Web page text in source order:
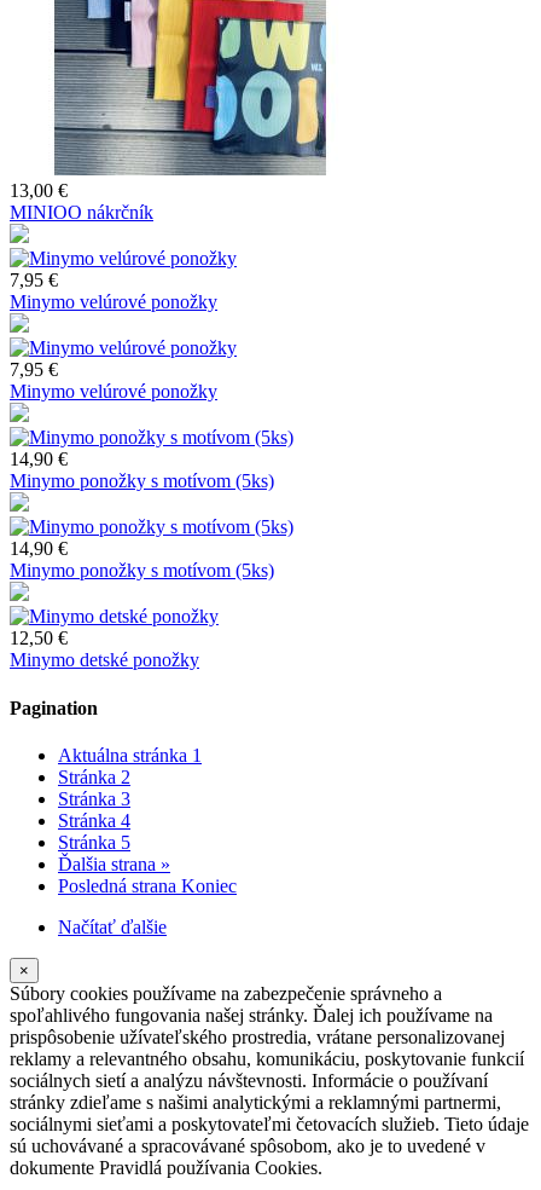
13,00 €
MINIOO nákrčník
7,95 €
Minymo velúrové ponožky
7,95 €
Minymo velúrové ponožky
14,90 €
Minymo ponožky s motívom (5ks)
14,90 €
Minymo ponožky s motívom (5ks)
12,50 €
Minymo detské ponožky
Pagination
Aktuálna stránka 1
Stránka 2
Stránka 3
Stránka 4
Stránka 5
Ďalšia strana »
Posledná strana Koniec
Načítať ďalšie
×
Súbory cookies používame na zabezpečenie správneho a
spoľahlivého fungovania našej stránky. Ďalej ich používame na
prispôsobenie užívateľského prostredia, vrátane personalizovanej
reklamy a relevantného obsahu, komunikáciu, poskytovanie funkcií
sociálnych sietí a analýzu návštevnosti. Informácie o používaní
stránky zdieľame s našimi analytickými a reklamnými partnermi,
sociálnymi sieťami a poskytovateľmi četovacích služieb. Tieto údaje
sú uchovávané a spracovávané spôsobom, ako je to uvedené v
dokumente Pravidlá používania Cookies.